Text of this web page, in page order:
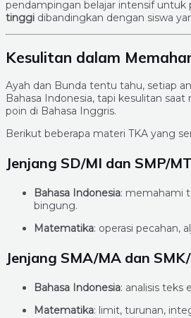
pendampingan belajar intensif
tinggi dibandingkan dengan siswa
Kesulitan dalam
Ayah dan Bunda tentu tahu, setiap
Bahasa Indonesia, tapi kesulitan
poin di Bahasa Inggris.
Berikut beberapa materi TKA yang
Jenjang SD/MI dan SMP/
Bahasa Indonesia: memahami
bingung.
Matematika: operasi pecahan,
Jenjang SMA/MA dan
Bahasa Indonesia: analisis teks
Matematika: limit, turunan,